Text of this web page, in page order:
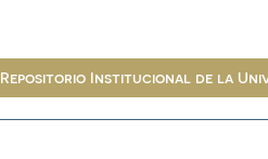
Repositorio Institucional de la